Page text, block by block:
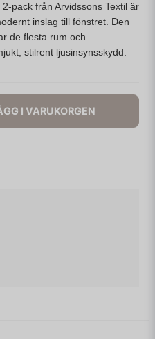
pack från Arvidssons Textil är
inslag till fönstret. Den
de flesta rum och
stilrent ljusinsynsskydd.
I VARUKORGEN